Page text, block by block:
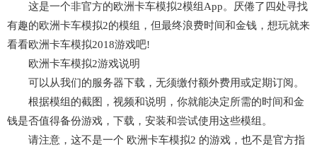
这是一个非官方的欧洲卡车模拟2模组App。厌倦了四处寻找
有趣的欧洲卡车模拟2的模组，但最终浪费时间和金钱，想玩就来
看看欧洲卡车模拟2018游戏吧!
欧洲卡车模拟2游戏说明
可以从我们的服务器下载，无须缴付额外费用或定期订阅。
根据模组的截图，视频和说明，你就能决定所需的时间和金
钱是否值得备份游戏，下载，安装和尝试使用这些模组。
请注意，这不是一个 欧洲卡车模拟2 的游戏，也不是官方指